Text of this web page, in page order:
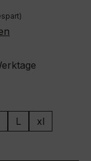
L
xl
nicht verfügbar.)